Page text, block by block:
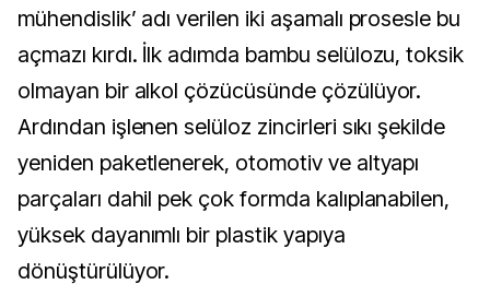
mühendislik’ adı verilen iki aşamalı prosesle bu
açmazı kırdı. İlk adımda bambu selülozu, toksik
olmayan bir alkol çözücüsünde çözülüyor.
Ardından işlenen selüloz zincirleri sıkı şekilde
yeniden paketlenerek, otomotiv ve altyapı
parçaları dahil pek çok formda kalıplanabilen,
yüksek dayanımlı bir plastik yapıya
dönüştürülüyor.